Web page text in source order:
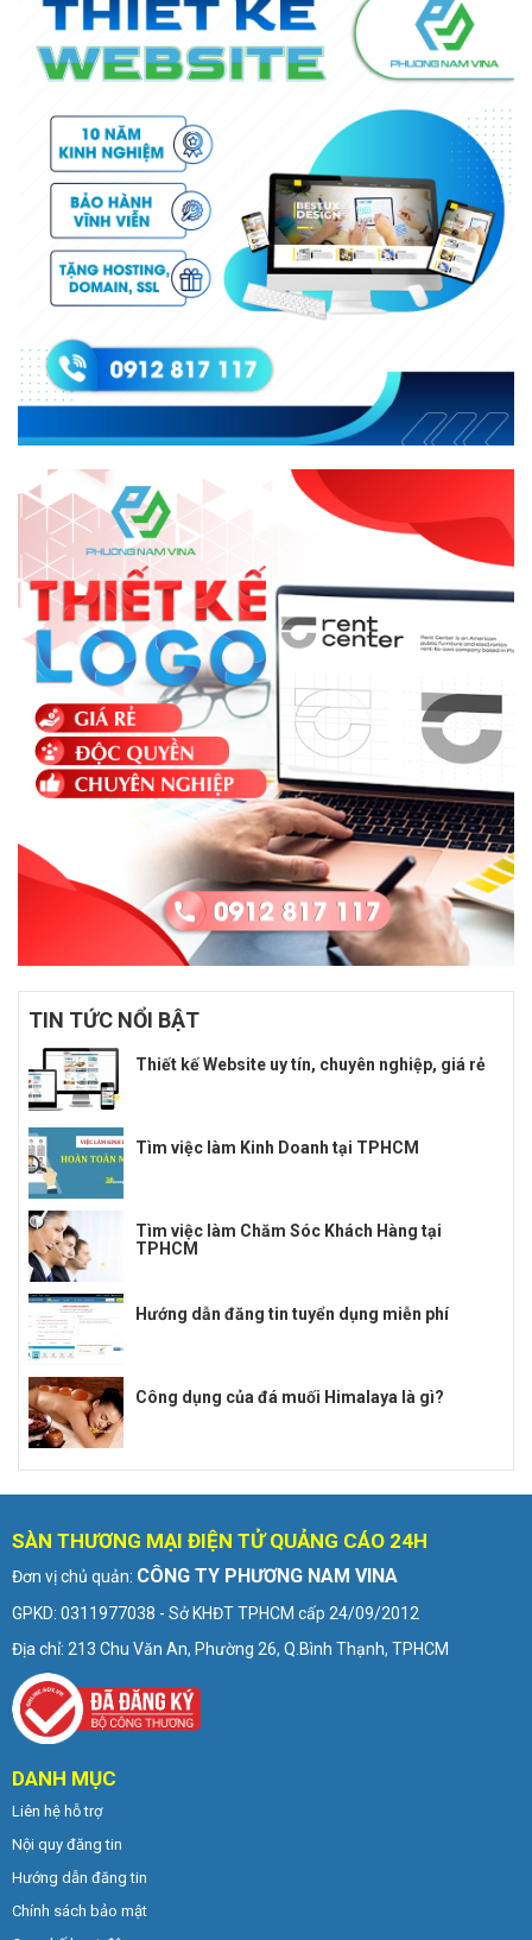
TIN TỨC NỔI BẬT
Thiết kế Website uy tín, chuyên nghiệp, giá rẻ
Tìm việc làm Kinh Doanh tại TPHCM
Tìm việc làm Chăm Sóc Khách Hàng tại
TPHCM
Hướng dẫn đăng tin tuyển dụng miễn phí
Công dụng của đá muối Himalaya là gì?
SÀN THƯƠNG MẠI ĐIỆN TỬ QUẢNG CÁO 24H
Đơn vị chủ quản: CÔNG TY PHƯƠNG NAM VINA
GPKD: 0311977038 - Sở KHĐT TPHCM cấp 24/09/2012
Địa chỉ: 213 Chu Văn An, Phường 26, Q.Bình Thạnh, TPHCM
DANH MỤC
Liên hệ hỗ trợ
Nội quy đăng tin
Hướng dẫn đăng tin
Chính sách bảo mật